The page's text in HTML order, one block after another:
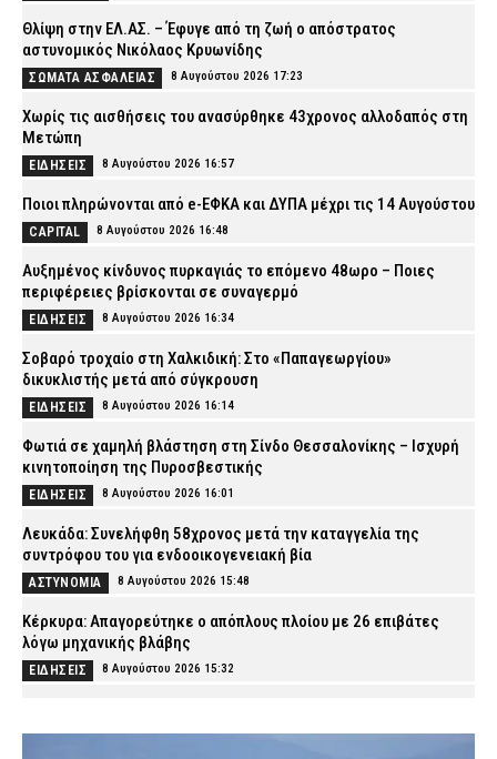
Θλίψη στην ΕΛ.ΑΣ. – Έφυγε από τη ζωή ο απόστρατος
αστυνομικός Νικόλαος Κρυωνίδης
ΣΩΜΑΤΑ ΑΣΦΑΛΕΙΑΣ 8 Αυγούστου 2026 17:23
Χωρίς τις αισθήσεις του ανασύρθηκε 43χρονος αλλοδαπός στη
Μετώπη
ΕΙΔΗΣΕΙΣ 8 Αυγούστου 2026 16:57
Ποιοι πληρώνονται από e-ΕΦΚΑ και ΔΥΠΑ μέχρι τις 14 Αυγούστου
CAPITAL 8 Αυγούστου 2026 16:48
Αυξημένος κίνδυνος πυρκαγιάς το επόμενο 48ωρο – Ποιες
περιφέρειες βρίσκονται σε συναγερμό
ΕΙΔΗΣΕΙΣ 8 Αυγούστου 2026 16:34
Σοβαρό τροχαίο στη Χαλκιδική: Στο «Παπαγεωργίου»
δικυκλιστής μετά από σύγκρουση
ΕΙΔΗΣΕΙΣ 8 Αυγούστου 2026 16:14
Φωτιά σε χαμηλή βλάστηση στη Σίνδο Θεσσαλονίκης – Ισχυρή
κινητοποίηση της Πυροσβεστικής
ΕΙΔΗΣΕΙΣ 8 Αυγούστου 2026 16:01
Λευκάδα: Συνελήφθη 58χρονος μετά την καταγγελία της
συντρόφου του για ενδοοικογενειακή βία
ΑΣΤΥΝΟΜΙΑ 8 Αυγούστου 2026 15:48
Κέρκυρα: Απαγορεύτηκε ο απόπλους πλοίου με 26 επιβάτες
λόγω μηχανικής βλάβης
ΕΙΔΗΣΕΙΣ 8 Αυγούστου 2026 15:32
πτώση ο θάνατός της